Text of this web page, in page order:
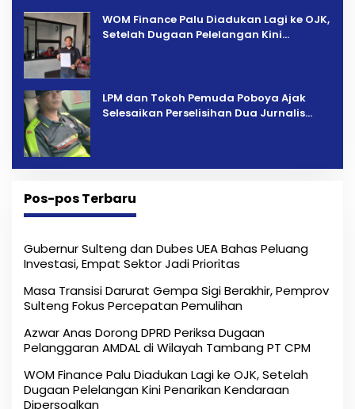
‎WOM Finance Palu Diadukan Lagi ke OJK,
Setelah Dugaan Pelelangan Kini
LPM dan Tokoh Pemuda Poboya Ajak
Selesaikan Perselisihan Dua Jurnalis
Pos-pos Terbaru
Gubernur Sulteng dan Dubes UEA Bahas Peluang
Investasi, Empat Sektor Jadi Prioritas
Masa Transisi Darurat Gempa Sigi Berakhir, Pemprov
Sulteng Fokus Percepatan Pemulihan
Azwar Anas Dorong DPRD Periksa Dugaan
Pelanggaran AMDAL di Wilayah Tambang PT CPM
‎WOM Finance Palu Diadukan Lagi ke OJK, Setelah
Dugaan Pelelangan Kini Penarikan Kendaraan
Dipersoalkan ‎